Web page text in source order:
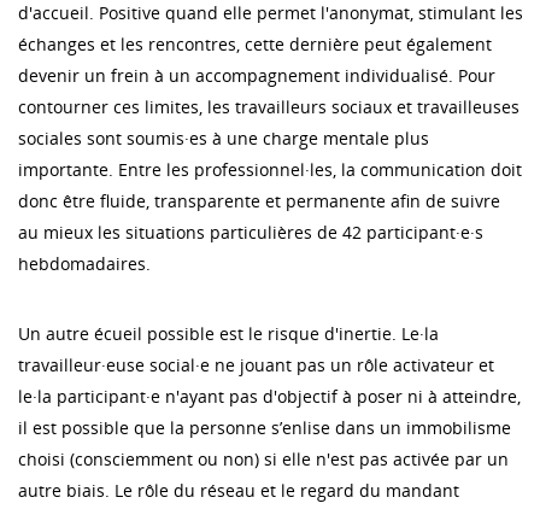
d'accueil. Positive quand elle permet l'anonymat, stimulant les
échanges et les rencontres, cette dernière peut également
devenir un frein à un accompagnement individualisé. Pour
contourner ces limites, les travailleurs sociaux et travailleuses
sociales sont soumis·es à une charge mentale plus
importante. Entre les professionnel·les, la communication doit
donc être fluide, transparente et permanente afin de suivre
au mieux les situations particulières de 42 participant·e·s
hebdomadaires.
Un autre écueil possible est le risque d'inertie. Le·la
travailleur·euse social·e ne jouant pas un rôle activateur et
le·la participant·e n'ayant pas d'objectif à poser ni à atteindre,
il est possible que la personne s’enlise dans un immobilisme
choisi (consciemment ou non) si elle n'est pas activée par un
autre biais. Le rôle du réseau et le regard du mandant